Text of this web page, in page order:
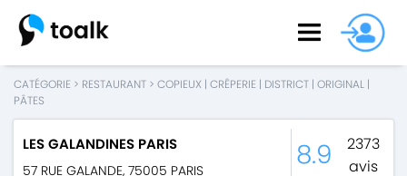
CATÉGORIE > RESTAURANT > COPIEUX | CRÊPERIE | DISTRICT | ORIGINAL |
PÂTES
LES GALANDINES PARIS
57 RUE GALANDE, 75005 PARIS 8.9
2373
avis